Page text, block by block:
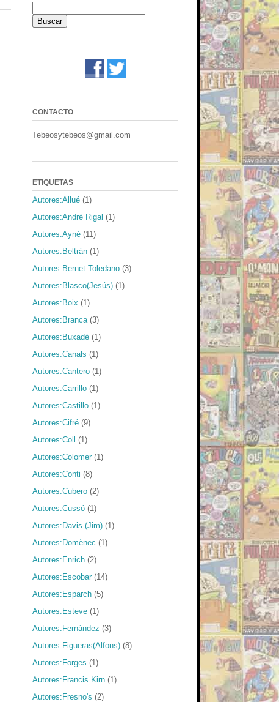
CONTACTO
Tebeosytebeos@gmail.com
ETIQUETAS
Autores:Allué (1)
Autores:André Rigal (1)
Autores:Ayné (11)
Autores:Beltrán (1)
Autores:Bernet Toledano (3)
Autores:Blasco(Jesús) (1)
Autores:Boix (1)
Autores:Branca (3)
Autores:Buxadé (1)
Autores:Canals (1)
Autores:Cantero (1)
Autores:Carrillo (1)
Autores:Castillo (1)
Autores:Cifré (9)
Autores:Coll
(1)
Autores:Colomer (1)
Autores:Conti (8)
Autores:Cubero (2)
Autores:Cussó (1)
Autores:Davis (Jim) (1)
Autores:Domènec (1)
Autores:Enrich (2)
Autores:Escobar (14)
Autores:Esparch (5)
Autores:Esteve (1)
Autores:Fernández (3)
Autores:Figueras(Alfons) (8)
Autores:Forges (1)
Autores:Francis Kirn (1)
Autores:Fresno's (2)